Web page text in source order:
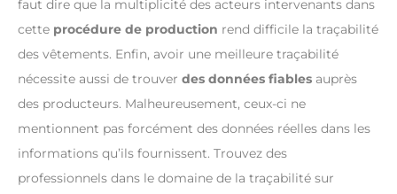
faut dire que la multiplicité des acteurs intervenants dans
cette procédure de production rend difficile la traçabilité
des vêtements. Enfin, avoir une meilleure traçabilité
nécessite aussi de trouver des données fiables auprès
des producteurs. Malheureusement, ceux-ci ne
mentionnent pas forcément des données réelles dans les
informations qu’ils fournissent. Trouvez des
professionnels dans le domaine de la traçabilité sur